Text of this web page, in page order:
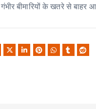
बीमारियों के खतरे से बाहर